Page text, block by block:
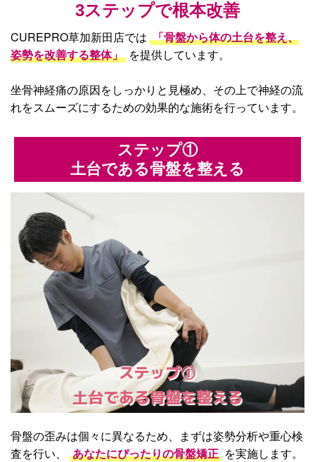
3ステップで根本改善
CUREPRO草加新田店では 「骨盤から体の土台を整え、
姿勢を改善する整体」 を提供しています。
坐骨神経痛の原因をしっかりと見極め、その上で神経の流
れをスムーズにするための効果的な施術を行っています。
ステップ①
土台である骨盤を整える
ステップ①
土台である骨盤を整える
骨盤の歪みは個々に異なるため、まずは姿勢分析や重心検
査を行い、
あなたにぴったりの骨盤矯正 を実施します。